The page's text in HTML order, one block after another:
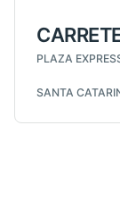
PLAZA
SANTA